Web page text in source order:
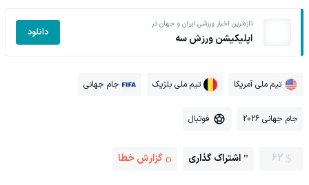
تازه‌ترین اخبار ورزشی ایران و جهان در
اپلیکیشن ورزش سه دانلود
تیم ملی آمریکا تیم ملی بلژیک جام جهانی
جام جهانی 2026 فوتبال
62 اشتراک گذاری گزارش خطا